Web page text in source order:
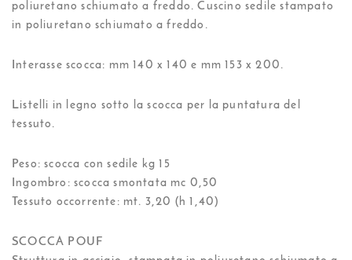
poliuretano schiumato a freddo. Cuscino sedile stampato
in poliuretano schiumato a freddo.
Interasse scocca: mm 140 x 140 e mm 153 x 200.
Listelli in legno sotto la scocca per la puntatura del
tessuto.
Peso: scocca con sedile kg 15
Ingombro: scocca smontata mc 0,50
Tessuto occorrente: mt. 3,20 (h 1,40)
SCOCCA POUF